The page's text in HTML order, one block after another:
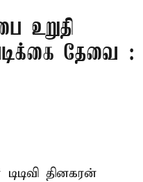
உறுதி
தேவை :
தினகரன்